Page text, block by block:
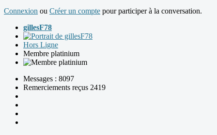
Connexion ou Créer un compte pour participer à la conversation.
gillesF78
Hors Ligne
Membre platinium
Messages : 8097
Remerciements reçus 2419